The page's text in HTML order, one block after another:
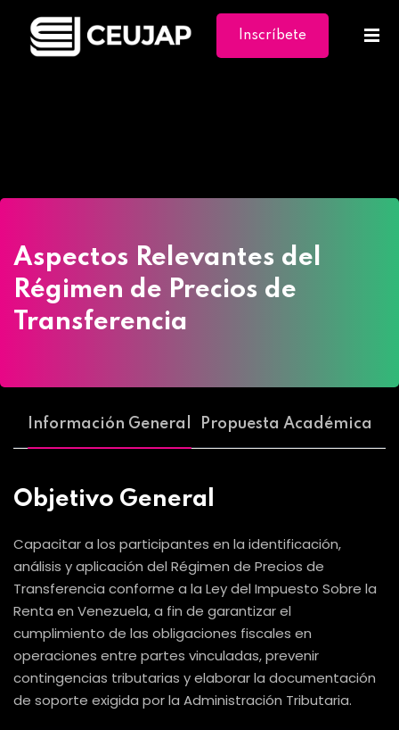
Inscríbete
Aspectos Relevantes del
Régimen de Precios de
Transferencia
Información General Propuesta Académica
Objetivo General
Capacitar a los participantes en la identificación,
análisis y aplicación del Régimen de Precios de
Transferencia conforme a la Ley del Impuesto Sobre la
Renta en Venezuela, a fin de garantizar el
cumplimiento de las obligaciones fiscales en
operaciones entre partes vinculadas, prevenir
contingencias tributarias y elaborar la documentación
de soporte exigida por la Administración Tributaria.